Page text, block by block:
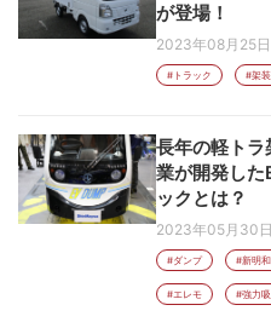
が登場！
2023年08月25日
#トラック #架
長年の軽ト
業が開発した
ックとは？
2023年05月30日
#ダンプ #新明
#エレモ #強力